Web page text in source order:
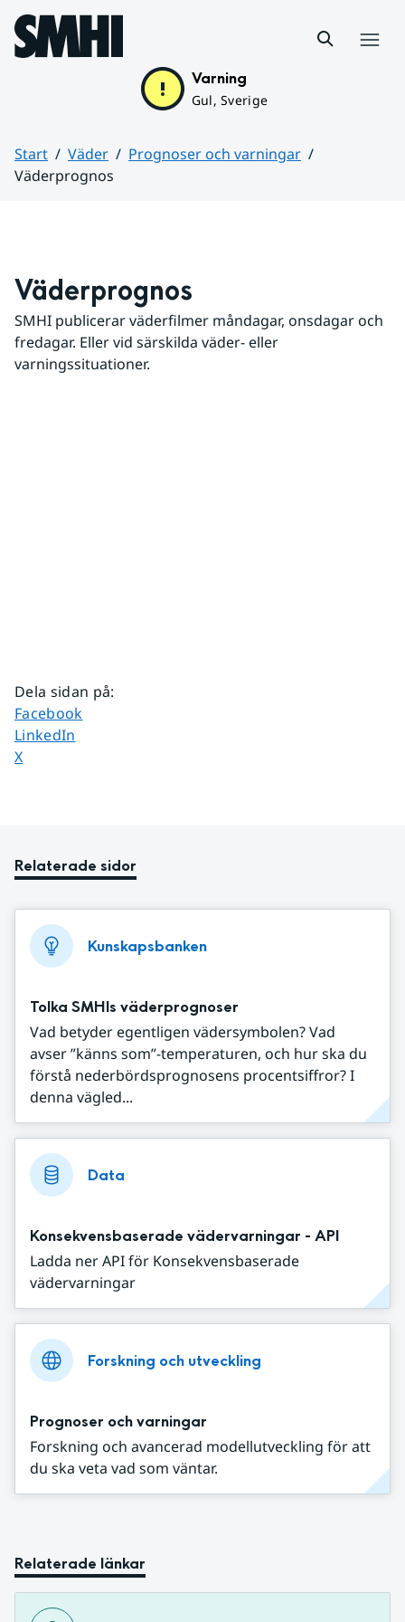
Hoppa till sidans innehåll
Varning
Gul, Sverige
Start Väder
Prognoser och varningar
Väderprognos
Väderprognos
SMHI publicerar väderfilmer måndagar, onsdagar och
fredagar. Eller vid särskilda väder- eller
varningssituationer.
Dela sidan på:
Dela sidan på
Facebook
Dela sidan på
LinkedIn
Dela sidan på
X
Relaterade sidor
Kunskapsbanken
Tolka SMHIs väderprognoser
Vad betyder egentligen vädersymbolen? Vad
avser ”känns som”-temperaturen, och hur ska du
förstå nederbördsprognosens procentsiffror? I
denna vägled...
Data
Konsekvensbaserade vädervarningar - API
Ladda ner API för Konsekvensbaserade
vädervarningar
Forskning och utveckling
Prognoser och varningar
Forskning och avancerad modellutveckling för att
du ska veta vad som väntar.
Relaterade länkar